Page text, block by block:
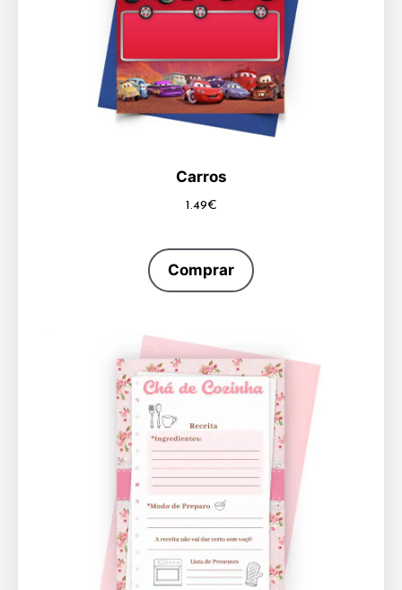
Carros
1.49€
Comprar